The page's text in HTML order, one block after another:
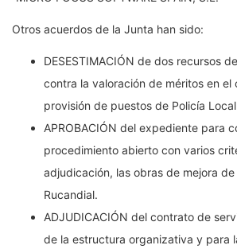
Otros acuerdos de la Junta han sido:
DESESTIMACIÓN de dos recursos
contra la valoración de méritos en el
provisión de puestos de Policía
APROBACIÓN del expediente para
procedimiento abierto con varios
adjudicación, las obras de mejora
Rucandial.
ADJUDICACIÓN del contrato de
de la estructura organizativa y para